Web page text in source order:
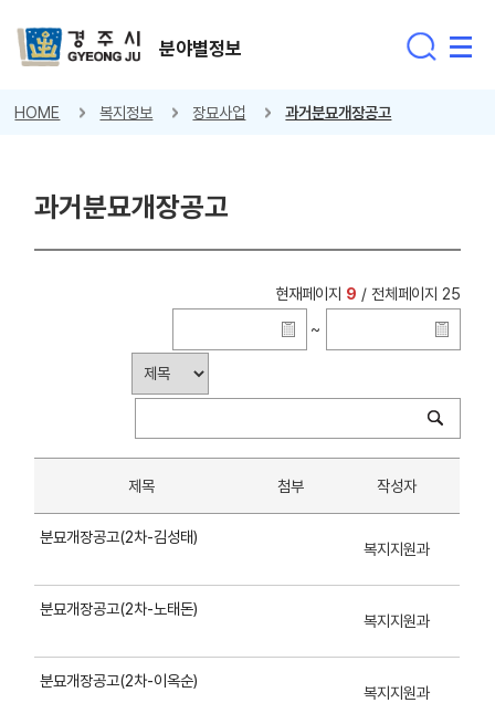
분야별정보
HOME 복지정보 장묘사업 과거분묘개장공고
과거분묘개장공고
현재페이지 9 / 전체페이지 25
~
제목 첨부 작성자
분묘개장공고(2차-김성태)
복지지원과
분묘개장공고(2차-노태돈)
복지지원과
분묘개장공고(2차-이옥순)
복지지원과